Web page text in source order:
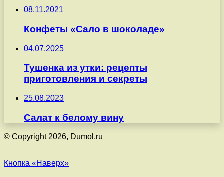
08.11.2021
Конфеты «Сало в шоколаде»
04.07.2025
Тушенка из утки: рецепты
приготовления и секреты
25.08.2023
Салат к белому вину
© Copyright 2026, Dumol.ru
Кнопка «Наверх»